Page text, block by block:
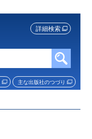
詳細検索
主な出版社のつづり